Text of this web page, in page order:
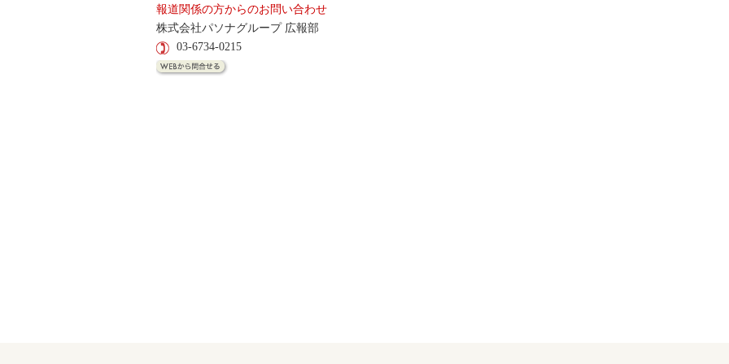
報道関係の方からのお問い合わせ
株式会社パソナグループ 広報部
03-6734-0215